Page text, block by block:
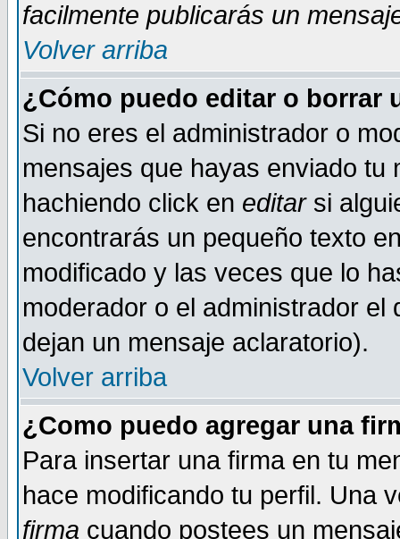
facilmente publicarás un
Volver arriba
¿Cómo puedo editar o borrar
Si no eres el administrador o
mensajes que hayas enviado tu
hachiendo click en editarsi
encontrarás un pequeño texto
modificado y las veces que lo
moderador o el administrador
dejan un mensaje aclaratorio).
Volver arriba
¿Como puedo agregar una
Para insertar una firma en tu
hace modificando tu perfil. Una
firma cuando postees un